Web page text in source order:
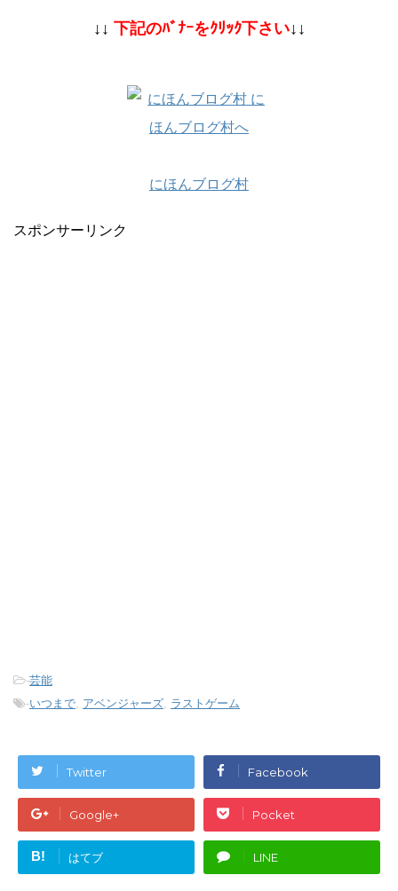
↓↓ 下記のﾊﾞﾅｰをｸﾘｯｸ下さい↓↓
にほんブログ村
スポンサーリンク
-芸能
-いつまで アベンジャーズ ラストゲーム
Twitter Facebook
Google+ Pocket
B! はてブ LINE